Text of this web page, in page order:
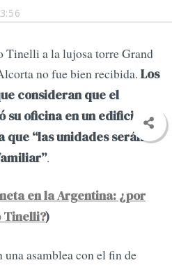
Tinelli a la lujosa torre Grand
no fue bien recibida. Los
consideran que el
oficina en un edificio
“las unidades serán
.
en la Argentina: ¿por
Tinelli?)
asamblea con el fin de